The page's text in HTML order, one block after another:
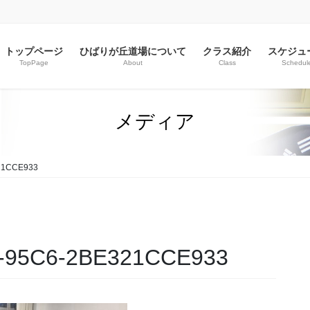
トップページ
TopPage
ひばりが丘道場について
About
クラス紹介
Class
スケジュ
メディア
2BE321CCE933